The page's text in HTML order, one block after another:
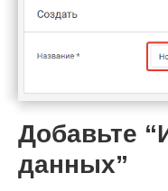
Добавьте
данных”